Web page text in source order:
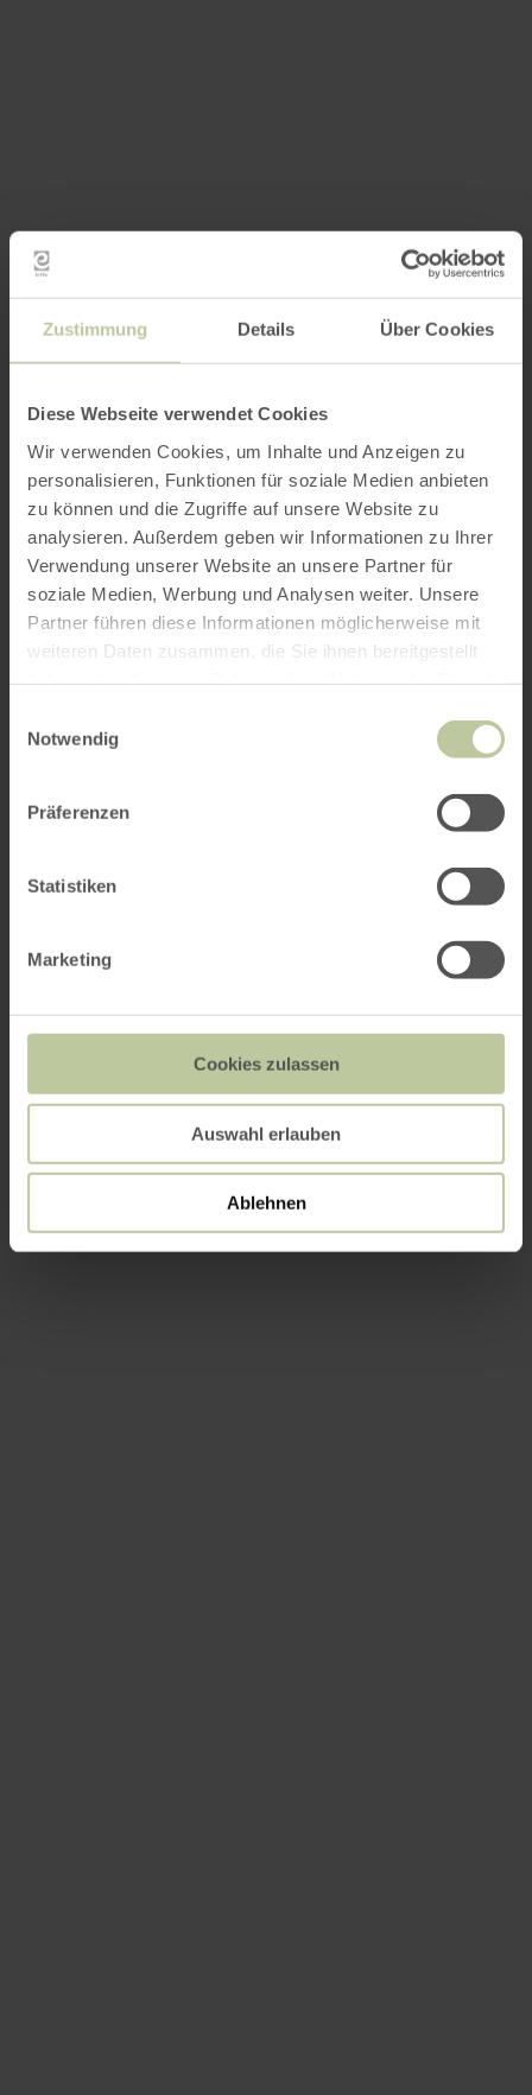
Zustimmung Details Über Cookies
Diese Webseite verwendet Cookies
Wir verwenden Cookies, um Inhalte und Anzeigen zu
personalisieren, Funktionen für soziale Medien anbieten
zu können und die Zugriffe auf unsere Website zu
analysieren. Außerdem geben wir Informationen zu Ihrer
Verwendung unserer Website an unsere Partner für
soziale Medien, Werbung und Analysen weiter. Unsere
Partner führen diese Informationen möglicherweise mit
weiteren Daten zusammen, die Sie ihnen bereitgestellt
Notwendig
Präferenzen
Statistiken
Marketing
Cookies zulassen
Auswahl erlauben
Ablehnen